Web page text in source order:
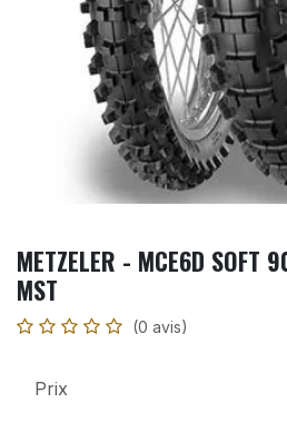
METZELER - MCE6D SOFT
MST
(0 avis)
Prix